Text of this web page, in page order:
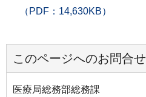
（PDF：14,630KB）
このページへのお問合せ
医療局総務部総務課